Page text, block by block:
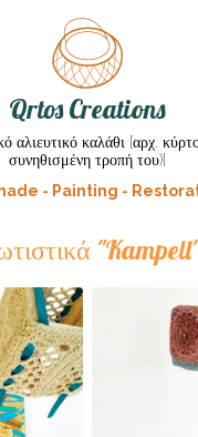
Qrtos Creations
αλιευτικό καλάθι [αρχ.
συνηθισμένη τροπή του)]
- Painting -